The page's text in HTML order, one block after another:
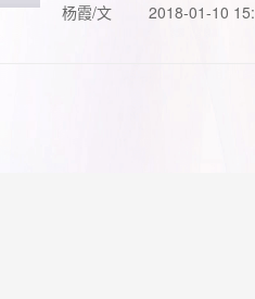
杨霞/文
2018-01-10